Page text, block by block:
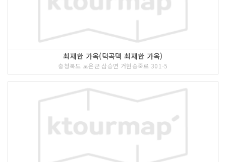
최재한 가옥(덕곡댁 최재한 가옥)
충청북도 보은군 삼승면 거현송죽로 301-5